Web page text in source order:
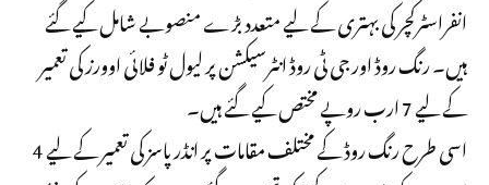
انفراسٹرکچر کی بہتری کے لیے متعدد بڑے منصوبے شامل کیے گئے
ہیں۔ رنگ روڈ اور جی ٹی روڈ انٹرسیکشن پر لیول ٹو فلائی اوورز کی تعمیر
کے لیے 7 ارب روپے مختص کیے گئے ہیں۔
اسی طرح رنگ روڈ کے مختلف مقامات پر انڈر پاسز کی تعمیر کے لیے 4